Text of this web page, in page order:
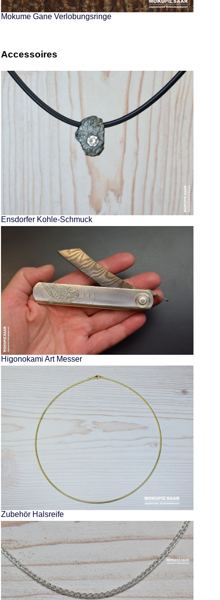
Mokume Gane Verlobungsringe
Accessoires
Ensdorfer Kohle-Schmuck
Higonokami Art Messer
Zubehör Halsreife